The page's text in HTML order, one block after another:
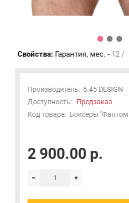
Свойства: Гарантия, мес. - 12 /
Производитель: 5.45 DESIGN
Доступность: Предзаказ
Код товара: Боксеры "Фантом
2 900.00 р.